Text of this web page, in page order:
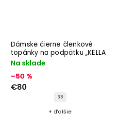
Dámske čierne členkové
topánky na podpätku „KELLA
black“
Na sklade
–50 %
€80
38
+ ďalšie